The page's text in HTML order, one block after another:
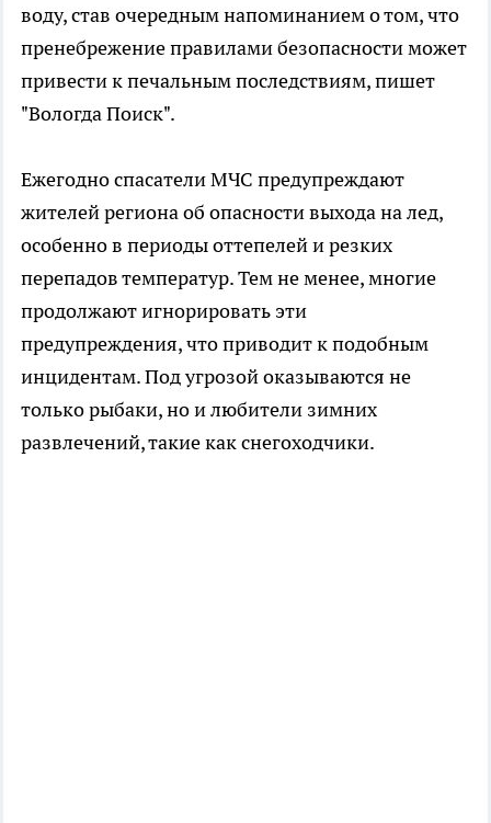
воду, став очередным напоминанием о том, что
пренебрежение правилами безопасности может
привести к печальным последствиям, пишет
"Вологда Поиск".
Ежегодно спасатели МЧС предупреждают
жителей региона об опасности выхода на лед,
особенно в периоды оттепелей и резких
перепадов температур. Тем не менее, многие
продолжают игнорировать эти
предупреждения, что приводит к подобным
инцидентам. Под угрозой оказываются не
только рыбаки, но и любители зимних
развлечений, такие как снегоходчики.